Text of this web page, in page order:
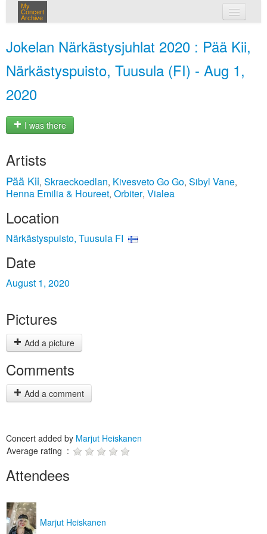
My
Concert
Archive
Jokelan Närkästysjuhlat 2020 : Pää Kii,
Närkästyspuisto, Tuusula (FI) - Aug 1,
2020
I was there
Artists
Pää Kii, Skraeckoedlan, Kivesveto Go Go, Sibyl Vane,
Henna Emilia & Houreet, Orbiter, Vialea
Location
Närkästyspuisto, Tuusula FI
Date
August 1, 2020
Pictures
Add a picture
Comments
Add a comment
Concert added by Marjut Heiskanen
Average rating :
Attendees
Marjut Heiskanen